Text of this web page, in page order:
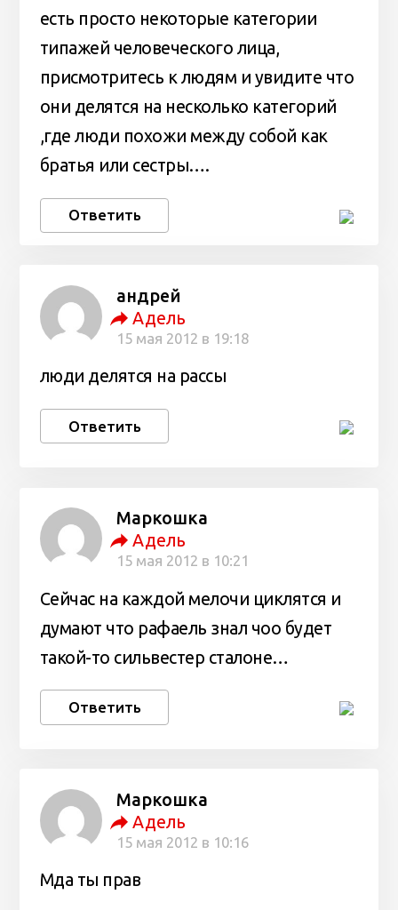
есть просто некоторые категории
типажей человеческого лица,
присмотритесь к людям и увидите что
они делятся на несколько категорий
,где люди похожи между собой как
братья или сестры….
Ответить
андрей
Адель
15 мая 2012 в 19:18
люди делятся на рассы
Ответить
Маркошка
Адель
15 мая 2012 в 10:21
Сейчас на каждой мелочи циклятся и
думают что рафаель знал чоо будет
такой-то сильвестер сталоне…
Ответить
Маркошка
Адель
15 мая 2012 в 10:16
Мда ты прав